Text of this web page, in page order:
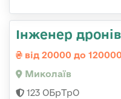
Інженер
від 20000 до
Миколаїв
123 ОБрТрО